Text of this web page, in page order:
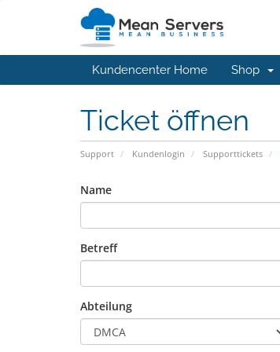
Kundencenter Home Shop
Ticket öffnen
Support Kundenlogin Supporttickets
Name
Betreff
Abteilung